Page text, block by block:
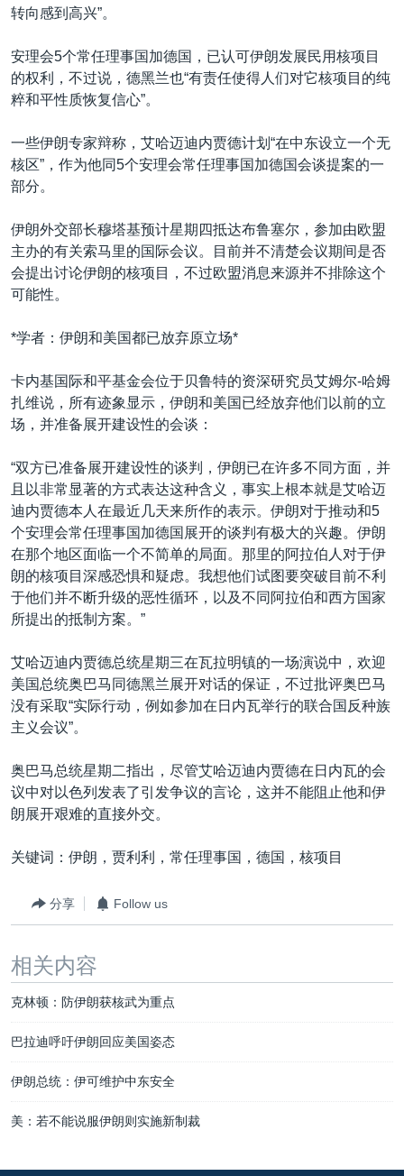
转向感到高兴”。
安理会5个常任理事国加德国，已认可伊朗发展民用核项目
的权利，不过说，德黑兰也“有责任使得人们对它核项目的纯
粹和平性质恢复信心”。
一些伊朗专家辩称，艾哈迈迪内贾德计划“在中东设立一个无
核区”，作为他同5个安理会常任理事国加德国会谈提案的一
部分。
伊朗外交部长穆塔基预计星期四抵达布鲁塞尔，参加由欧盟
主办的有关索马里的国际会议。目前并不清楚会议期间是否
会提出讨论伊朗的核项目，不过欧盟消息来源并不排除这个
可能性。
*学者：伊朗和美国都已放弃原立场*
卡内基国际和平基金会位于贝鲁特的资深研究员艾姆尔-哈姆
扎维说，所有迹象显示，伊朗和美国已经放弃他们以前的立
场，并准备展开建设性的会谈：
“双方已准备展开建设性的谈判，伊朗已在许多不同方面，并
且以非常显著的方式表达这种含义，事实上根本就是艾哈迈
迪内贾德本人在最近几天来所作的表示。伊朗对于推动和5
个安理会常任理事国加德国展开的谈判有极大的兴趣。伊朗
在那个地区面临一个不简单的局面。那里的阿拉伯人对于伊
朗的核项目深感恐惧和疑虑。我想他们试图要突破目前不利
于他们并不断升级的恶性循环，以及不同阿拉伯和西方国家
所提出的抵制方案。”
艾哈迈迪内贾德总统星期三在瓦拉明镇的一场演说中，欢迎
美国总统奥巴马同德黑兰展开对话的保证，不过批评奥巴马
没有采取“实际行动，例如参加在日内瓦举行的联合国反种族
主义会议”。
奥巴马总统星期二指出，尽管艾哈迈迪内贾德在日内瓦的会
议中对以色列发表了引发争议的言论，这并不能阻止他和伊
朗展开艰难的直接外交。
关键词：伊朗，贾利利，常任理事国，德国，核项目
分享 Follow us
相关内容
克林顿：防伊朗获核武为重点
巴拉迪呼吁伊朗回应美国姿态
伊朗总统：伊可维护中东安全
美：若不能说服伊朗则实施新制裁